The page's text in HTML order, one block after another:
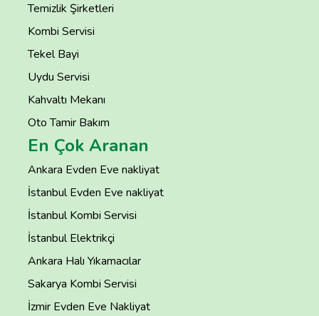
Temizlik Şirketleri
Kombi Servisi
Tekel Bayi
Uydu Servisi
Kahvaltı Mekanı
Oto Tamir Bakım
En Çok Aranan
Ankara Evden Eve nakliyat
İstanbul Evden Eve nakliyat
İstanbul Kombi Servisi
İstanbul Elektrikçi
Ankara Halı Yıkamacılar
Sakarya Kombi Servisi
İzmir Evden Eve Nakliyat